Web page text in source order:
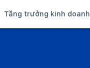
Tăng trưởng kinh doanh